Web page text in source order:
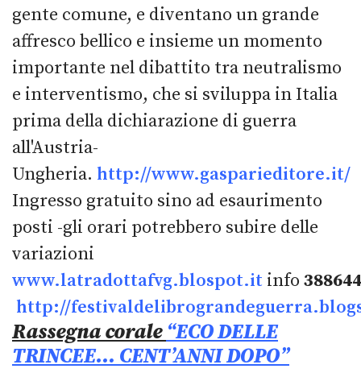
gente comune, e diventano un grande
affresco bellico e insieme un momento
importante nel dibattito tra neutralismo
e interventismo, che si sviluppa in Italia
prima della dichiarazione di guerra
all'Austria-
Ungheria. http://www.gasparieditore.it/
Ingresso gratuito sino ad esaurimento
posti -gli orari potrebbero subire delle
variazioni
www.latradottafvg.blospot.it info
http://
Rassegna corale “ECO DELLE
TRINCEE… CENT’ANNI DOPO”